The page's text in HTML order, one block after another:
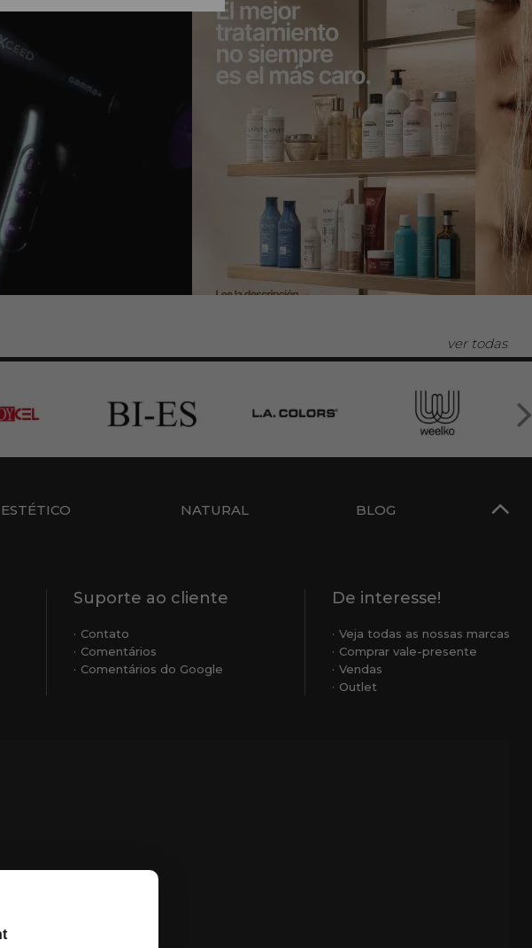
ver todas
ESTÉTICO NATURAL BLOG
Suporte ao cliente
Contato
Comentários
Comentários do Google
De interesse!
Veja todas as nossas marcas
Comprar vale-presente
Vendas
Outlet